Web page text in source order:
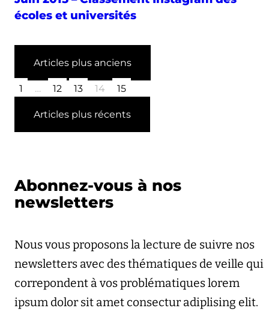
écoles et universités
Articles plus anciens
1 … 12 13 14 15
Articles plus récents
Abonnez-vous à nos
newsletters
Nous vous proposons la lecture de suivre nos
newsletters avec des thématiques de veille qui
correpondent à vos problématiques lorem
ipsum dolor sit amet consectur adiplising elit.